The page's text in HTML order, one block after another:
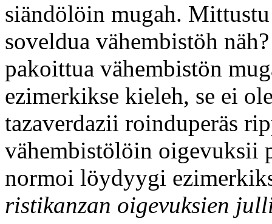
siändölöin mugah.
soveldua vähembistöh
pakoittua vähembistön
ezimerkikse kieleh, se ei
tazaverdazii roinduperäs
vähembistölöin oigevuksii
normoi löydyygi
ristikanzan oigevuksien